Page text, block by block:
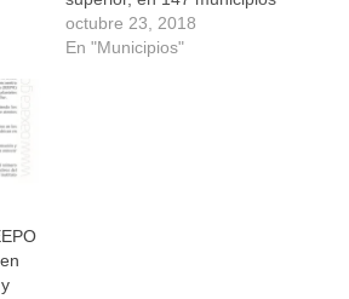
de las regiones de la
Cañada, Costa, Cuenca
octubre 23, 2018
En "Municipios"